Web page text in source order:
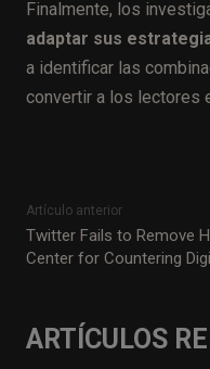
Finalmente, los
adaptar sus
a identificar las
convertir a los lectores
Artículo anterior
Twitter Fails to Remove
Center for Countering
ARTÍCULOS